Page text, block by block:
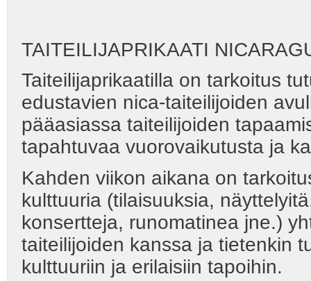
TAITEILIJAPRIKAATI
Taiteilijaprikaatilla on tarkoitus
edustavien nica-taiteilijoiden
pääasiassa taiteilijoiden
tapahtuvaa vuorovaikutusta ja
Kahden viikon aikana on
kulttuuria (tilaisuuksia,
konsertteja, runomatinea jne.)
taiteilijoiden kanssa ja tietenkin
kulttuuriin ja erilaisiin tapoihin.